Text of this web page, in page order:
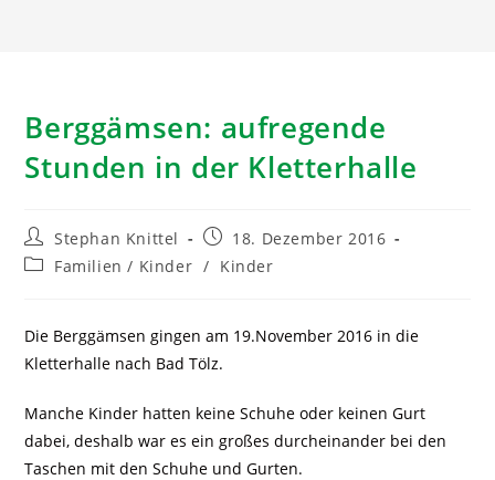
Berggämsen: aufregende
Stunden in der Kletterhalle
Stephan Knittel
18. Dezember 2016
Familien / Kinder / Kinder
Die Berggämsen gingen am 19.November 2016 in die
Kletterhalle nach Bad Tölz.
Manche Kinder hatten keine Schuhe oder keinen Gurt
dabei, deshalb war es ein großes durcheinander bei den
Taschen mit den Schuhe und Gurten.